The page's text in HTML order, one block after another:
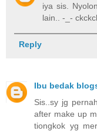
iya sis.
lain.. -_-
Reply
Ibu bedak
Sis..sy jg
after make up
tiongkok yg